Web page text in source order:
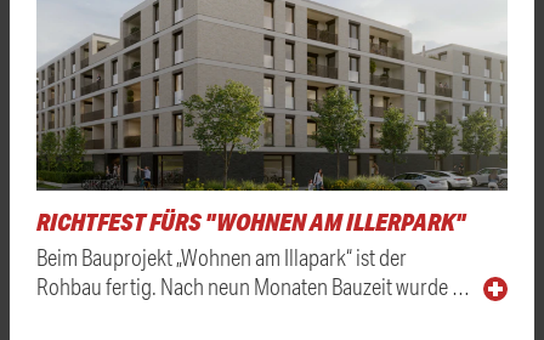
RICHTFEST FÜRS "WOHNEN AM ILLERPARK"
Beim Bauprojekt „Wohnen am Illapark“ ist der
Rohbau fertig. Nach neun Monaten Bauzeit wurde …